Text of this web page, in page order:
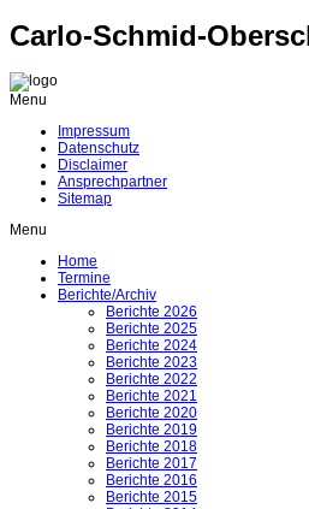
Carlo-Schmid-
Menu
Impressum
Datenschutz
Disclaimer
Ansprechpartner
Sitemap
Menu
Home
Termine
Berichte/Archiv
Berichte 2026
Berichte 2025
Berichte 2024
Berichte 2023
Berichte 2022
Berichte 2021
Berichte 2020
Berichte 2019
Berichte 2018
Berichte 2017
Berichte 2016
Berichte 2015